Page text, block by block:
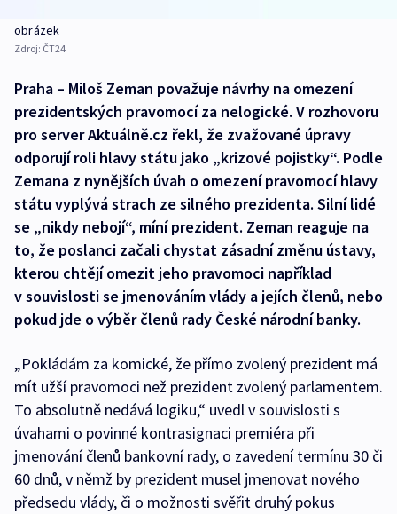
obrázek
Zdroj: ČT24
Praha – Miloš Zeman považuje návrhy na omezení
prezidentských pravomocí za nelogické. V rozhovoru
pro server Aktuálně.cz řekl, že zvažované úpravy
odporují roli hlavy státu jako „krizové pojistky“. Podle
Zemana z nynějších úvah o omezení pravomocí hlavy
státu vyplývá strach ze silného prezidenta. Silní lidé
se „nikdy nebojí“, míní prezident. Zeman reaguje na
to, že poslanci začali chystat zásadní změnu ústavy,
kterou chtějí omezit jeho pravomoci například
v souvislosti se jmenováním vlády a jejích členů, nebo
pokud jde o výběr členů rady České národní banky.
„Pokládám za komické, že přímo zvolený prezident má
mít užší pravomoci než prezident zvolený parlamentem.
To absolutně nedává logiku,“ uvedl v souvislosti s
úvahami o povinné kontrasignaci premiéra při
jmenování členů bankovní rady, o zavedení termínu 30 či
60 dnů, v němž by prezident musel jmenovat nového
předsedu vlády, či o možnosti svěřit druhý pokus